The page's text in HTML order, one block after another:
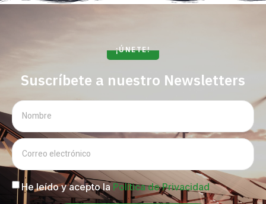
¡ÚNETE!
Suscríbete a nuestro Newsletters
He leído y acepto la Política de Privacidad